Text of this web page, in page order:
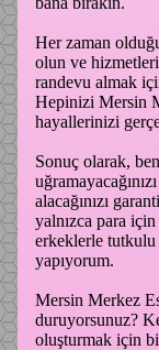
Her zaman
olun ve
randevu almak
Hepinizi Mersin
hayallerinizi
Sonuç olarak,
alacağınızı
yalnızca para
erkeklerle
yapıyorum.
Mersin Merkez
duruyorsunuz?
oluşturmak için